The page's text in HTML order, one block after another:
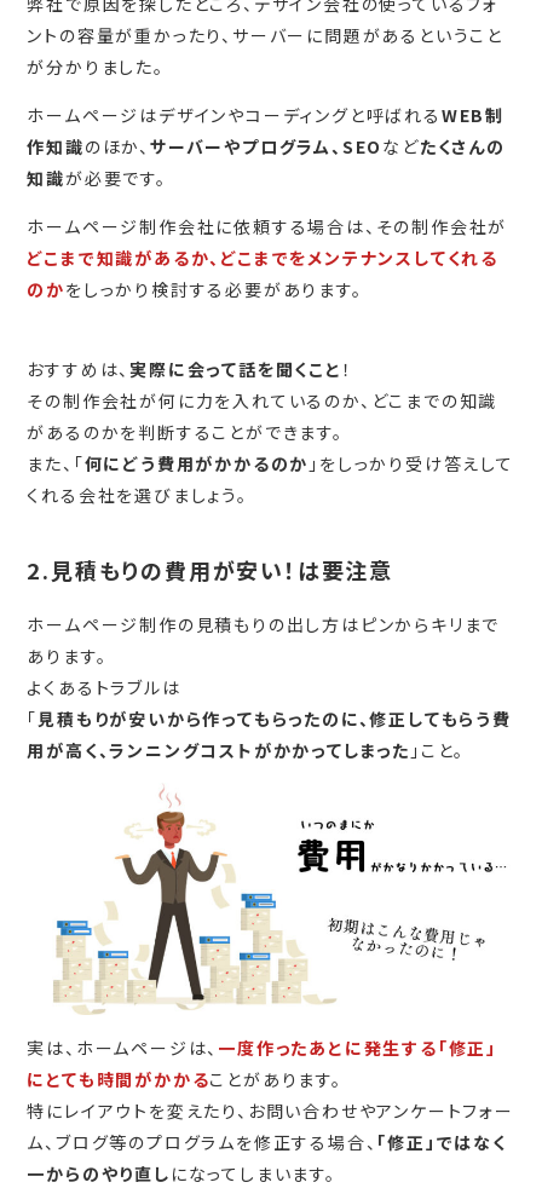
ントの容量が重かったり、サーバーに問題があるということ
が分かりました。
ホームページはデザインやコーディングと呼ばれる WEB制
作知識のほか、サーバーやプログラム、SEO などたくさんの
知識が必要です。
ホームページ制作会社に依頼する場合は、その制作会社が
どこまで知識があるか、どこまでをメンテナンスしてくれる
のかをしっかり検討する必要があります。
おすすめは、実際に会って話を聞くこと ！
その制作会社が何に力を入れているのか、どこまでの知識
があるのかを判断することができます。
また、「何にどう費用がかかるのか 」をしっかり受け答えして
くれる会社を選びましょう。
2.見積もりの費用が安い！は要注意
ホームページ制作の見積もりの出し方はピンからキリまで
あります。
よくあるトラブルは
「 見積もりが安いから作ってもらったのに、修正してもらう費
用が高く、ランニングコストがかかってしまった 」こと。
実は、ホームページは、 一度作ったあとに発生する「修正」
にとても時間がかかることがあります。
特にレイアウトを変えたり、お問い合わせやアンケートフォー
ム、ブログ等のプログラムを修正する場合、 「修正」ではなく
一からのやり直し になってしまいます。